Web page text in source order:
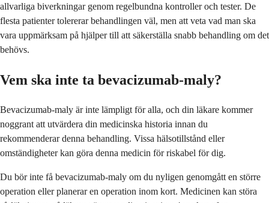
allvarliga biverkningar genom regelbundna kontroller och tester. De
flesta patienter tolererar behandlingen väl, men att veta vad man ska
vara uppmärksam på hjälper till att säkerställa snabb behandling om det
behövs.
Vem ska inte ta bevacizumab-maly?
Bevacizumab-maly är inte lämpligt för alla, och din läkare kommer
noggrant att utvärdera din medicinska historia innan du
rekommenderar denna behandling. Vissa hälsotillstånd eller
omständigheter kan göra denna medicin för riskabel för dig.
Du bör inte få bevacizumab-maly om du nyligen genomgått en större
operation eller planerar en operation inom kort. Medicinen kan störa